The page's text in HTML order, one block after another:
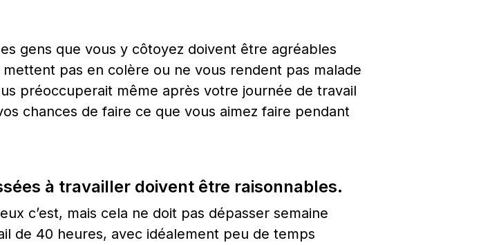
gens que vous y côtoyez doivent être agréables
mettent pas en colère ou ne vous rendent pas malade
préoccuperait même après votre journée de travail
chances de faire ce que vous aimez faire pendant
à travailler doivent être raisonnables.
c’est, mais cela ne doit pas dépasser semaine
de 40 heures, avec idéalement peu de temps